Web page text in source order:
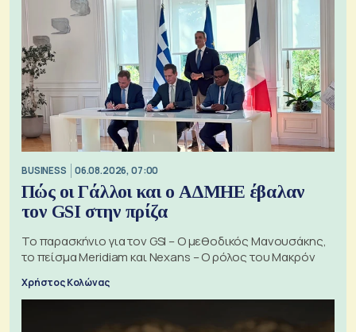
BUSINESS 06.08.2026, 07:00
Πώς οι Γάλλοι και ο ΑΔΜΗΕ έβαλαν
τον GSI στην πρίζα
Το παρασκήνιο για τον GSI – Ο μεθοδικός Μανουσάκης,
το πείσμα Meridiam και Nexans – Ο ρόλος του Μακρόν
Χρήστος Κολώνας